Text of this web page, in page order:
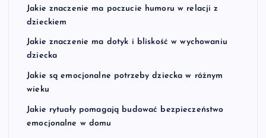
Jakie znaczenie ma poczucie humoru w relacji z
dzieckiem
Jakie znaczenie ma dotyk i bliskość w wychowaniu
dziecka
Jakie są emocjonalne potrzeby dziecka w różnym
wieku
Jakie rytuały pomagają budować bezpieczeństwo
emocjonalne w domu